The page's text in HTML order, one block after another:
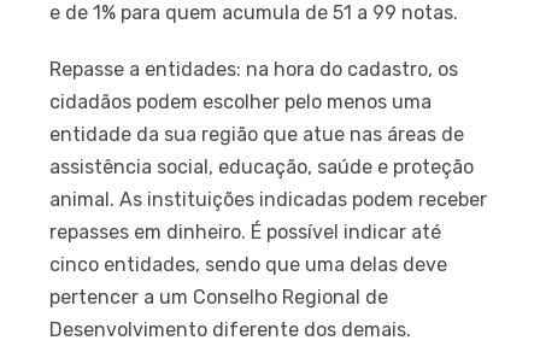
e de 1% para quem acumula de 51 a 99 notas.
Repasse a entidades: na hora do cadastro, os
cidadãos podem escolher pelo menos uma
entidade da sua região que atue nas áreas de
assistência social, educação, saúde e proteção
animal. As instituições indicadas podem receber
repasses em dinheiro. É possível indicar até
cinco entidades, sendo que uma delas deve
pertencer a um Conselho Regional de
Desenvolvimento diferente dos demais.